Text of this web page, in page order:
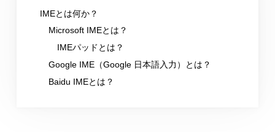
IMEとは何か？
Microsoft IMEとは？
IMEパッドとは？
Google IME（Google 日本語入力）とは？
Baidu IMEとは？